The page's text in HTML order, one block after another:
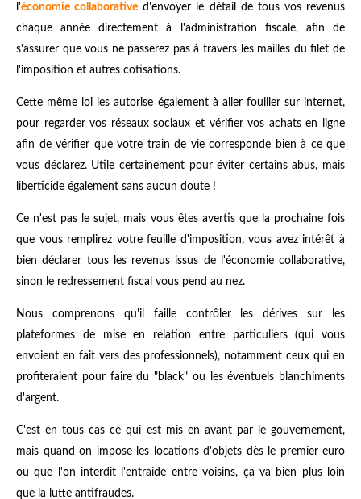
l'économie collaborative d'envoyer le détail de tous vos revenus
chaque année directement à l'administration fiscale, afin de
s'assurer que vous ne passerez pas à travers les mailles du filet de
l'imposition et autres cotisations.
Cette même loi les autorise également à aller fouiller sur internet,
pour regarder vos réseaux sociaux et vérifier vos achats en ligne
afin de vérifier que votre train de vie corresponde bien à ce que
vous déclarez. Utile certainement pour éviter certains abus, mais
liberticide également sans aucun doute !
Ce n'est pas le sujet, mais vous êtes avertis que la prochaine fois
que vous remplirez votre feuille d'imposition, vous avez intérêt à
bien déclarer tous les revenus issus de l'économie collaborative,
sinon le redressement fiscal vous pend au nez.
Nous comprenons qu'il faille contrôler les dérives sur les
plateformes de mise en relation entre particuliers (qui vous
envoient en fait vers des professionnels), notamment ceux qui en
profiteraient pour faire du "black" ou les éventuels blanchiments
d'argent.
C'est en tous cas ce qui est mis en avant par le gouvernement,
mais quand on impose les locations d'objets dès le premier euro
ou que l'on interdit l'entraide entre voisins, ça va bien plus loin
que la lutte antifraudes.